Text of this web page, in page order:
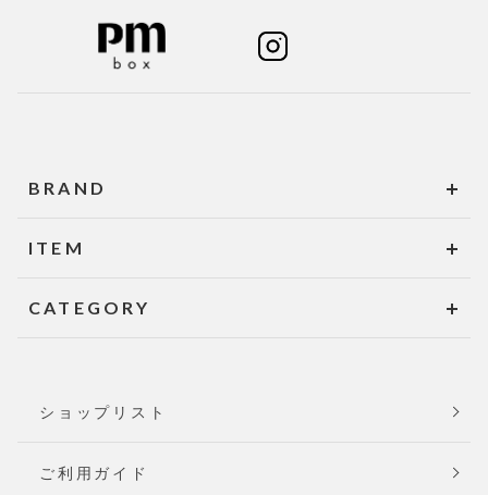
BRAND
ITEM
CATEGORY
ショップリスト
ご利用ガイド